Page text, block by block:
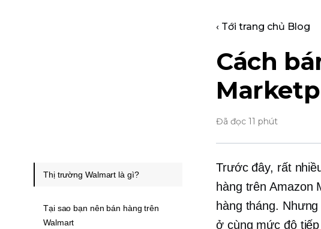
‹ Tới trang chủ Blog
Cách
Đã đọc 11 phút
Trước đây, rất
hàng trên Amazon
hàng tháng.
ở cùng mức độ
Thị trường Walmart là gì?
Tại sao bạn nên bán hàng trên
Walmart